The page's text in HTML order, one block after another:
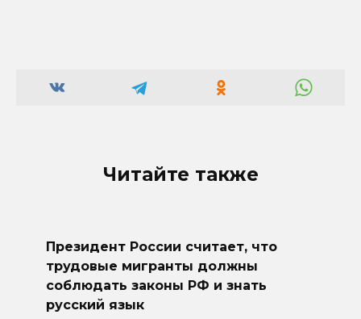
Читайте также
Президент России считает, что
трудовые мигранты должны
соблюдать законы РФ и знать
русский язык